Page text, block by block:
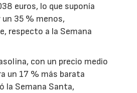
euros, lo que suponía
35 % menos,
respecto a la Semana
con un precio medio
un 17 % más barata
la Semana Santa,